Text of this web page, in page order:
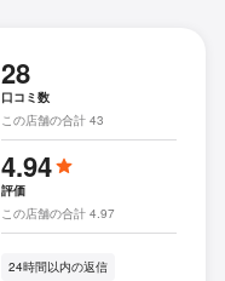
28
口コミ数
この店舗の合計 43
4.94
評価
この店舗の合計 4.97
24時間以内の返信